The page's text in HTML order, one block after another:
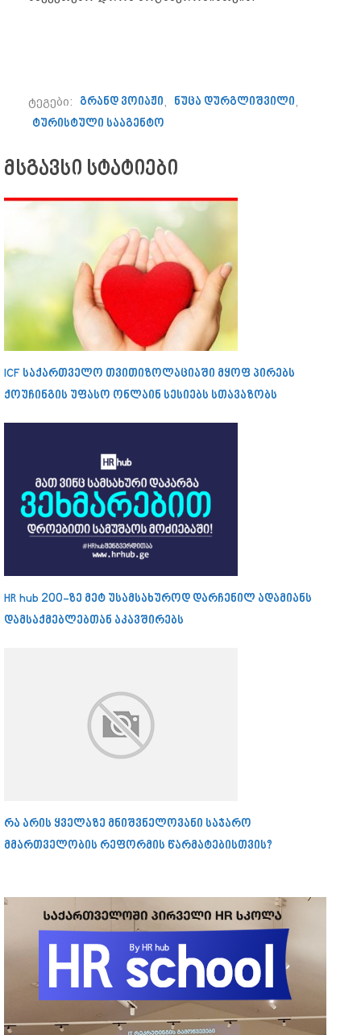
ტეგები: გრანდ ვოიაჟი, ნუცა დურგლიშვილი,
ტურისტული სააგენტო
მსგავსი სტატიები
ICF საქართველო თვითიზოლაციაში მყოფ პირებს
ქოუჩინგის უფასო ონლაინ სესიებს სთავაზობს
HR hub 200-ზე მეტ უსამსახუროდ დარჩენილ ადამიანს
დამსაქმებლებთან აკავშირებს
რა არის ყველაზე მნიშვნელოვანი საჯარო
მმართველობის რეფორმის წარმატებისთვის?